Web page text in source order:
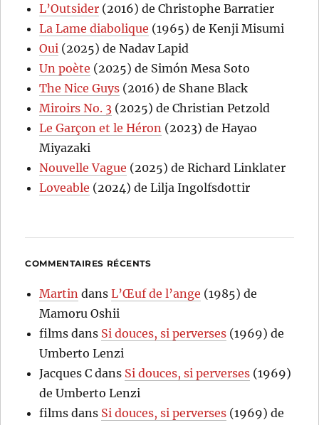
L’Outsider (2016) de Christophe Barratier
La Lame diabolique (1965) de Kenji Misumi
Oui (2025) de Nadav Lapid
Un poète (2025) de Simón Mesa Soto
The Nice Guys (2016) de Shane Black
Miroirs No. 3 (2025) de Christian Petzold
Le Garçon et le Héron (2023) de Hayao
Miyazaki
Nouvelle Vague (2025) de Richard Linklater
Loveable (2024) de Lilja Ingolfsdottir
COMMENTAIRES RÉCENTS
Martin dansL’Œuf de l’ange (1985) de
Mamoru Oshii
films dans Si douces, si perverses (1969) de
Umberto Lenzi
Jacques C dans Si douces, si perverses (1969)
de Umberto Lenzi
films dans Si douces, si perverses (1969) de